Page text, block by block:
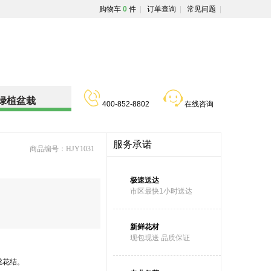
购物车 0 件 订单查询 常见问题
植盆栽 400-852-8802 在线咨询
商品编号：HJY1031
结。
服务承诺
极速送达
市区最快1小时送达
新鲜花材
现包现送 品质保证